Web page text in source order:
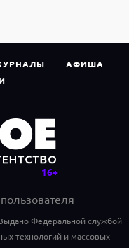
АФИША
Федеральной службой
технологий и массовых